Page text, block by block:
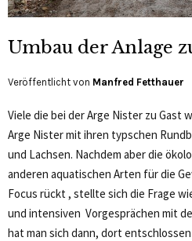
Umbau der Anlage
Veröffentlicht von Manfred Fetthauer
Viele die bei der Arge Nister zu Gast
Arge Nister mit ihren typschen
und Lachsen. Nachdem aber die
anderen aquatischen Arten für die
Focus rückt , stellte sich die Frage
und intensiven Vorgesprächen mit
hat man sich dann, dort